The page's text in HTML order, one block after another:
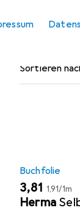
Sortieren
Buchfolie
EUR
3,81 EUR
1,91/1m
Herma